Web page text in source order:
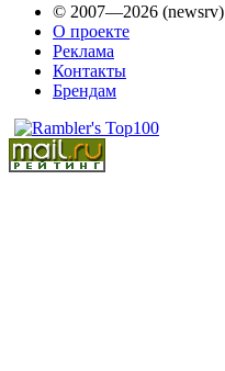
© 2007—2026 (newsrv)
О проекте
Реклама
Контакты
Брендам